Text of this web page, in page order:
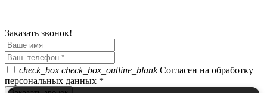
Заказать звонок!
check_box check_box_outline_blankСогласен на обработку
персональных данных *